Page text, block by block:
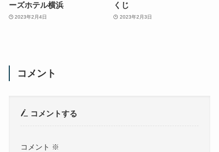
ーズホテル横浜
2023年2月4日
くじ
2023年2月3日
コメント
コメントする
コメント ※